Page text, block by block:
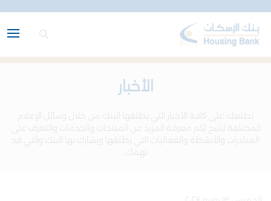
الأخبار
نطلعك على كافة الأخبار التي يطلقها البنك من خلال وسائل الإعلام
المختلفة لنتيح لكم معرفة المزيد عن المنتجات والخدمات والتعرف على
المبادرات والأنشطة والفعاليات التي يطلقها ويشارك بها البنك والتي قد
تهمك.